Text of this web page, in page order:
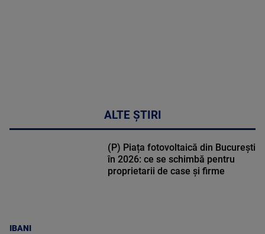
ALTE ȘTIRI
IBANI
(P) Piața fotovoltaică din București
în 2026: ce se schimbă pentru
proprietarii de case și firme